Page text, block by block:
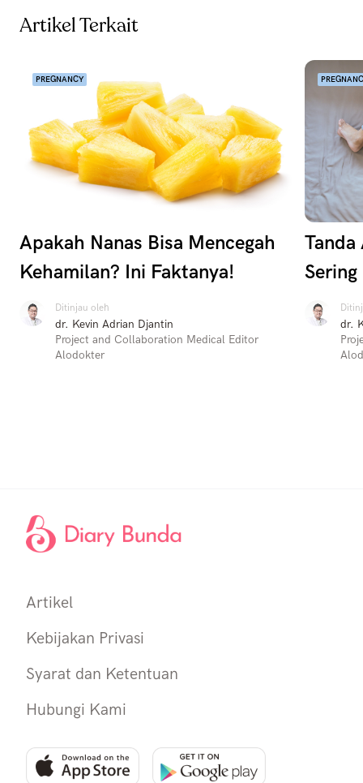
Artikel Terkait
PREGNANCY
Apakah Nanas Bisa Mencegah
Kehamilan? Ini Faktanya!
Ditinjau oleh
dr. Kevin Adrian Djantin
Project and Collaboration Medical Editor
Alodokter
Tanda
dr.
Artikel
Kebijakan Privasi
Syarat dan Ketentuan
Hubungi Kami